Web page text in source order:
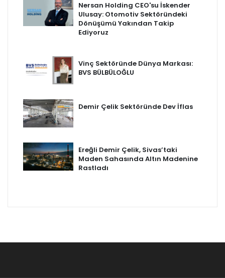
Nersan Holding CEO'su İskender
Ulusay: Otomotiv Sektöründeki
Dönüşümü Yakından Takip
Ediyoruz
Vinç Sektöründe Dünya Markası:
BVS BÜLBÜLOĞLU
Demir Çelik Sektöründe Dev İflas
Ereğli Demir Çelik, Sivas’taki
Maden Sahasında Altın Madenine
Rastladı